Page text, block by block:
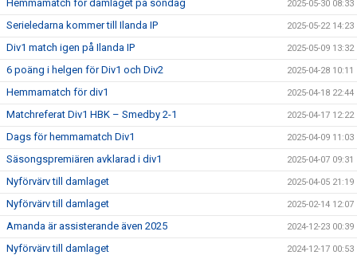
Hemmamatch för damlaget på söndag 2025-05-30 08:33
Serieledarna kommer till Ilanda IP 2025-05-22 14:23
Div1 match igen på Ilanda IP 2025-05-09 13:32
6 poäng i helgen för Div1 och Div2 2025-04-28 10:11
Hemmamatch för div1 2025-04-18 22:44
Matchreferat Div1 HBK – Smedby 2-1 2025-04-17 12:22
Dags för hemmamatch Div1 2025-04-09 11:03
Säsongspremiären avklarad i div1 2025-04-07 09:31
Nyförvärv till damlaget 2025-04-05 21:19
Nyförvärv till damlaget 2025-02-14 12:07
Amanda är assisterande även 2025 2024-12-23 00:39
Nyförvärv till damlaget 2024-12-17 00:53